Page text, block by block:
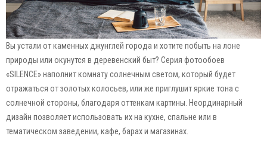
Вы устали от каменных джунглей города и хотите побыть на лоне
природы или окунутся в деревенский быт? Серия фотообоев
«SILENCE» наполнит комнату солнечным светом, который будет
отражаться от золотых колосьев, или же приглушит яркие тона с
солнечной стороны, благодаря оттенкам картины. Неординарный
дизайн позволяет использовать их на кухне, спальне или в
тематическом заведении, кафе, барах и магазинах.